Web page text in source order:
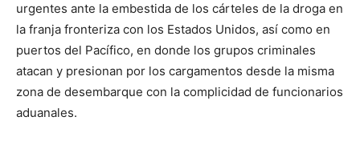
urgentes ante la embestida de los cárteles de la droga en
la franja fronteriza con los Estados Unidos, así como en
puertos del Pacífico, en donde los grupos criminales
atacan y presionan por los cargamentos desde la misma
zona de desembarque con la complicidad de funcionarios
aduanales.